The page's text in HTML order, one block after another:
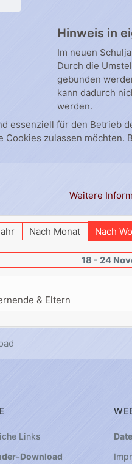
Hinweis in
Im neuen
Durch die
gebunden
kann dadurch
werden.
Nach Monat Nach
18 - 24
& Eltern
Links
Download
essenziell für den
zulassen
Weitere